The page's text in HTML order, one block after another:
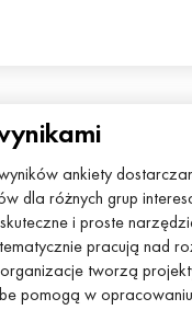
efektywność pracy z
ankiety
dla różnych grup
i proste
pracują nad
tworzą
pomogą w